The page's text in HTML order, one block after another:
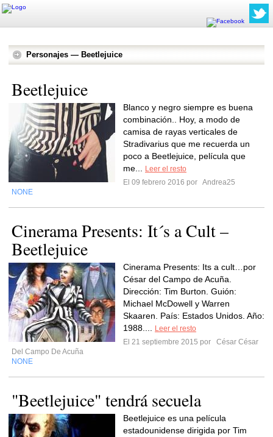
Personajes — Beetlejuice
Beetlejuice
Blanco y negro siempre es buena
combinación.. Hoy, a modo de
camisa de rayas verticales de
Stradivarius que me recuerda un
poco a Beetlejuice, película que
me...
Leer el resto
El 09 febrero 2016 por Andrea25
NONE
Cinerama Presents: It´s a Cult –
Beetlejuice
Cinerama Presents: Its a cult…por
César del Campo de Acuña.
Dirección: Tim Burton. Guión:
Michael McDowell y Warren
Skaaren. País: Estados Unidos. Año:
1988....
Leer el resto
El 21 septiembre 2015 por
César César
Del Campo De Acuña
NONE
"Beetlejuice" tendrá secuela
Beetlejuice es una película
estadounidense dirigida por Tim